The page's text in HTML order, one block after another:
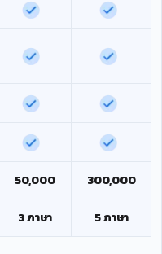
50,000 300,000
3 ภาษา 5 ภาษา